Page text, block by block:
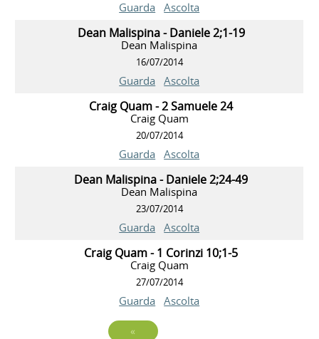
Guarda Ascolta
Dean Malispina - Daniele 2;1-19
Dean Malispina
16/07/2014
Guarda Ascolta
Craig Quam - 2 Samuele 24
Craig Quam
20/07/2014
Guarda Ascolta
Dean Malispina - Daniele 2;24-49
Dean Malispina
23/07/2014
Guarda Ascolta
Craig Quam - 1 Corinzi 10;1-5
Craig Quam
27/07/2014
Guarda Ascolta
«